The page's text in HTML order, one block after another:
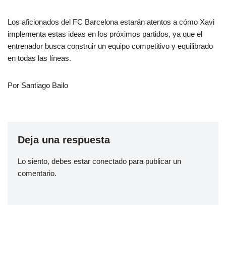
Los aficionados del FC Barcelona estarán atentos a cómo Xavi
implementa estas ideas en los próximos partidos, ya que el
entrenador busca construir un equipo competitivo y equilibrado
en todas las líneas.
Por Santiago Bailo
Deja una respuesta
Lo siento, debes estar conectado para publicar un
comentario.